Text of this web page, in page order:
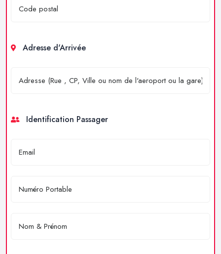
Adresse d'Arrivée
Identification Passager